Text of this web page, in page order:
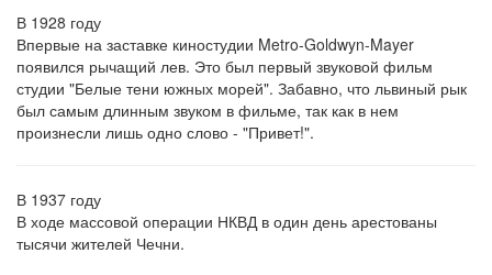
В 1928 году
Впервые на заставке киностудии Metro-Goldwyn-Mayer
появился рычащий лев. Это был первый звуковой фильм
студии "Белые тени южных морей". Забавно, что львиный рык
был самым длинным звуком в фильме, так как в нем
произнесли лишь одно слово - "Привет!".
В 1937 году
В ходе массовой операции НКВД в один день арестованы
тысячи жителей Чечни.